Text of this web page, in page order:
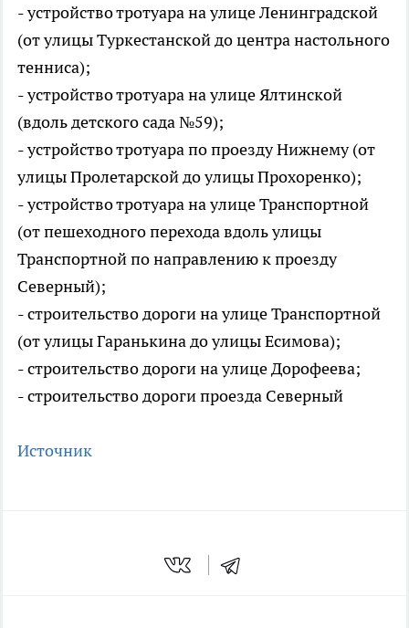
- устройство тротуара на улице Ленинградской
(от улицы Туркестанской до центра настольного
тенниса);
- устройство тротуара на улице Ялтинской
(вдоль детского сада №59);
- устройство тротуара по проезду Нижнему (от
улицы Пролетарской до улицы Прохоренко);
- устройство тротуара на улице Транспортной
(от пешеходного перехода вдоль улицы
Транспортной по направлению к проезду
Северный);
- строительство дороги на улице Транспортной
(от улицы Гаранькина до улицы Есимова);
- строительство дороги на улице Дорофеева;
- строительство дороги проезда Северный
Источник